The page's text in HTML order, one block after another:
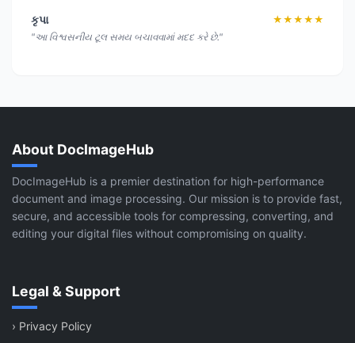
કૃપા
★★★★★
"આ વિશ્વસનીય ટૂલ સમય બચાવવામાં મદદ કરે છે."
About DocImageHub
DocImageHub is a premier destination for high-performance
document and image processing. Our mission is to provide fast,
secure, and accessible tools for compressing, converting, and
editing your digital files without compromising on quality.
Legal & Support
› Privacy Policy